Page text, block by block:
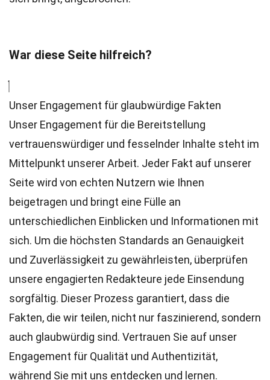
War diese Seite hilfreich?
Unser Engagement für glaubwürdige Fakten
Unser Engagement für die Bereitstellung
vertrauenswürdiger und fesselnder Inhalte steht im
Mittelpunkt unserer Arbeit. Jeder Fakt auf unserer
Seite wird von echten Nutzern wie Ihnen
beigetragen und bringt eine Fülle an
unterschiedlichen Einblicken und Informationen mit
sich. Um die höchsten Standards an Genauigkeit
und Zuverlässigkeit zu gewährleisten, überprüfen
unsere engagierten Redakteure jede Einsendung
sorgfältig. Dieser Prozess garantiert, dass die
Fakten, die wir teilen, nicht nur faszinierend, sondern
auch glaubwürdig sind. Vertrauen Sie auf unser
Engagement für Qualität und Authentizität,
während Sie mit uns entdecken und lernen.